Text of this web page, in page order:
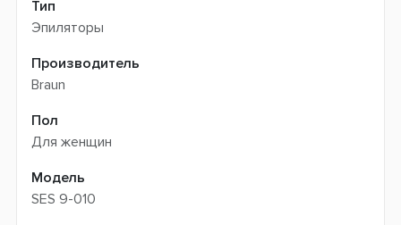
Тип
Эпиляторы
Производитель
Braun
Пол
Для женщин
Модель
SES 9-010